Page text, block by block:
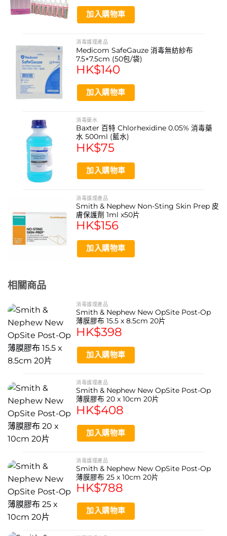
HK$90.
加入購物車
消毒護理產品
Medicom SafeGauze 消毒無紡紗布
7.5×7.5cm (50包/袋)
HK$140
加入購物車
消毒藥水
Baxter 百特 Chlorhexidine 0.05% 消毒藥
水 500ml (藍水)
HK$75
加入購物車
消毒護理產品
Smith & Nephew Non-Sting Skin Prep 皮
膚保護劑 1ml x50片
HK$156
加入購物車
相關商品
消毒護理產品
Smith & Nephew New OpSite Post-Op
薄膜膠布 15.5 x 8.5cm 20片
HK$398
加入購物車
消毒護理產品
Smith & Nephew New OpSite Post-Op
薄膜膠布 20 x 10cm 20片
HK$408
加入購物車
消毒護理產品
Smith & Nephew New OpSite Post-Op
薄膜膠布 25 x 10cm 20片
HK$788
加入購物車